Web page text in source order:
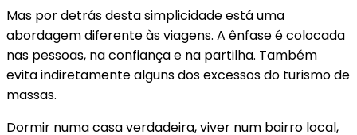
Mas por detrás desta simplicidade está uma
abordagem diferente às viagens. A ênfase é colocada
nas pessoas, na confiança e na partilha. Também
evita indiretamente alguns dos excessos do turismo de
massas.
Dormir numa casa verdadeira, viver num bairro local,